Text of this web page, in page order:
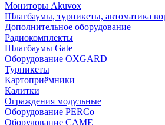
Мониторы Akuvox
Шлагбаумы, турникеты, автоматика
Дополнительное оборудование
Радиокомплекты
Шлагбаумы Gate
Оборудование OXGARD
Турникеты
Картоприёмники
Калитки
Ограждения модульные
Оборудование PERCo
Оборудование CAME